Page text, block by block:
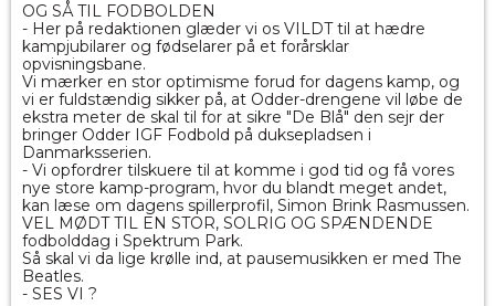
OG SÅ TIL FODBOLDEN
- Her på redaktionen glæder vi os VILDT til at hædre
kampjubilarer og fødselarer på et forårsklar
opvisningsbane.
Vi mærker en stor optimisme forud for dagens kamp, og
vi er fuldstændig sikker på, at Odder-drengene vil løbe de
ekstra meter de skal til for at sikre "De Blå" den sejr der
bringer Odder IGF Fodbold på duksepladsen i
Danmarksserien.
- Vi opfordrer tilskuere til at komme i god tid og få vores
nye store kamp-program, hvor du blandt meget andet,
kan læse om dagens spillerprofil, Simon Brink Rasmussen.
VEL MØDT TIL EN STOR, SOLRIG OG SPÆNDENDE
fodbolddag i Spektrum Park.
Så skal vi da lige krølle ind, at pausemusikken er med The
Beatles.
- SES VI ?